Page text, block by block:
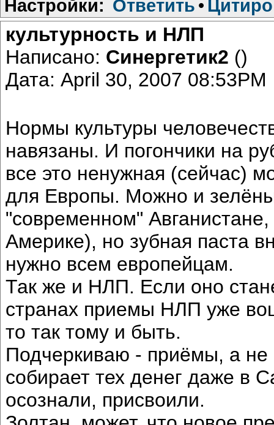
Настройки: Ответить •
культурность и НЛП
Написано: Синергетик2 ()
Дата: April 30, 2007 08:53PM
Нормы культуры
навязаны. И погончики на
все это ненужная (сейчас)
для Европы. Можно и
"современном"
Америке), но зубная паста
нужно всем европейцам.
Так же и НЛП. Если оно
странах приемы НЛП уже
то так тому и быть.
Подчеркиваю - приёмы, а
собирает тех денег даже в
осознали, присвоили.